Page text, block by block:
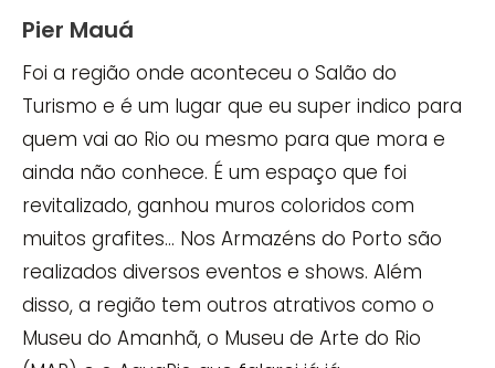
Pier Mauá
Foi a região onde aconteceu o Salão do
Turismo e é um lugar que eu super indico para
quem vai ao Rio ou mesmo para que mora e
ainda não conhece. É um espaço que foi
revitalizado, ganhou muros coloridos com
muitos grafites… Nos Armazéns do Porto são
realizados diversos eventos e shows. Além
disso, a região tem outros atrativos como o
Museu do Amanhã, o Museu de Arte do Rio